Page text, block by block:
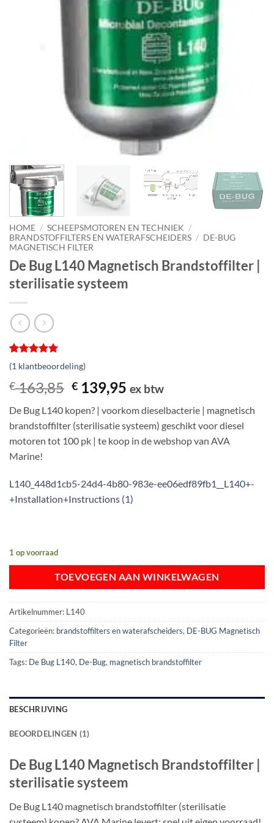
HOME / SCHEEPSMOTOREN EN TECHNIEK /
BRANDSTOFFILTERS EN WATERAFSCHEIDERS / DE-BUG
MAGNETISCH FILTER
De Bug L140 Magnetisch Brandstoffilter |
sterilisatie systeem
Gewaardeerd
5op 5
gebaseerd
op
1
(1 klantbeoordeling)
€163,85 Oorspronkelijke
was:
€ 163,85.
€ 139,95 Huidige
is:
€ 139,95.
ex btw
De Bug L140 kopen? | voorkom dieselbacterie | magnetisch
brandstoffilter (sterilisatie systeem) geschikt voor diesel
motoren tot 100 pk | te koop in de webshop van AVA
Marine!
L140_448d1cb5-24d4-4b80-983e-ee06edf89fb1__L140+-
+Installation+Instructions (1)
1 op voorraad
TOEVOEGEN AAN WINKELWAGEN
Artikelnummer: L140
Categorieën: brandstoffilters en waterafscheiders, DE-BUG Magnetisch
Filter
Tags: De Bug L140, De-Bug, magnetisch brandstoffilter
BESCHRIJVING
BEOORDELINGEN (1)
De Bug L140 Magnetisch Brandstoffilter |
sterilisatie systeem
De Bug L140 magnetisch brandstoffilter (sterilisatie